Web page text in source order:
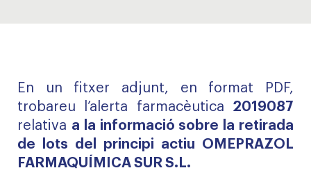
En un fitxer adjunt, en format PDF,
trobareu l’alerta farmacèutica 2019087
relativa a la informació sobre la retirada
de lots del principi actiu OMEPRAZOL
FARMAQUÍMICA SUR S.L.